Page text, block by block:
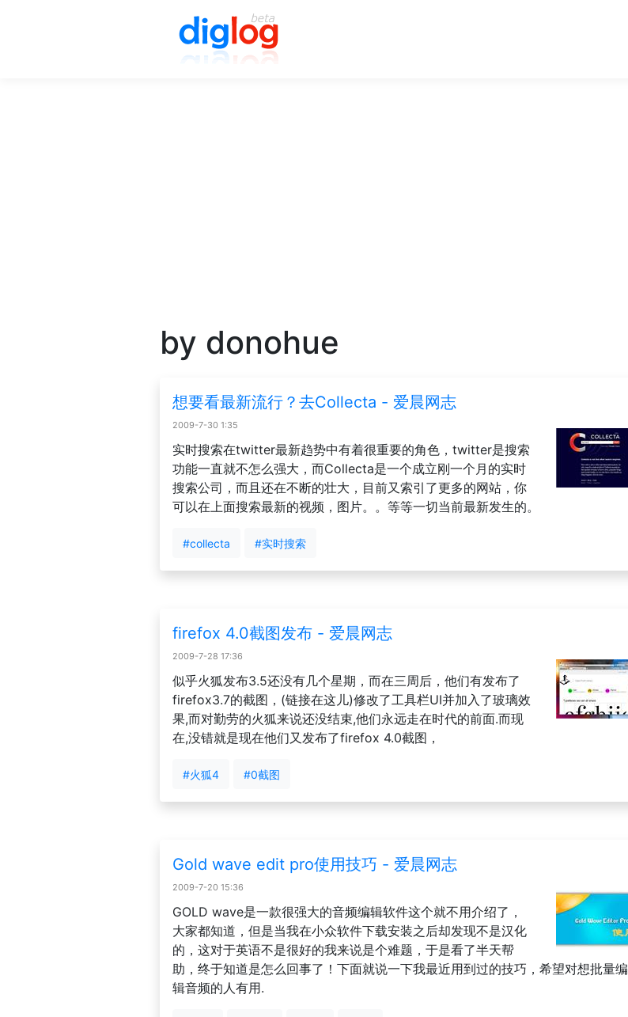
by donohue
想要看最新流行？去Collecta - 爱晨网志
2009-7-30 1:35
实时搜索在twitter最新趋势中有着很重要的角色，twitter是搜索
功能一直就不怎么强大，而Collecta是一个成立刚一个月的实时
搜索公司，而且还在不断的壮大，目前又索引了更多的网站，你
可以在上面搜索最新的视频，图片。。等等一切当前最新发生的。
#collecta #实时搜索
firefox 4.0截图发布 - 爱晨网志
2009-7-28 17:36
似乎火狐发布3.5还没有几个星期，而在三周后，他们有发布了
firefox3.7的截图，(链接在这儿)修改了工具栏UI并加入了玻璃效
果,而对勤劳的火狐来说还没结束,他们永远走在时代的前面.而现
在,没错就是现在他们又发布了firefox 4.0截图，
#火狐4 #0截图
Gold wave edit pro使用技巧 - 爱晨网志
2009-7-20 15:36
GOLD wave是一款很强大的音频编辑软件这个就不用介绍了，
大家都知道，但是当我在小众软件下载安装之后却发现不是汉化
的，这对于英语不是很好的我来说是个难题，于是看了半天帮
助，终于知道是怎么回事了！下面就说一下我最近用到过的技巧，希望对想批量编
辑音频的人有用.